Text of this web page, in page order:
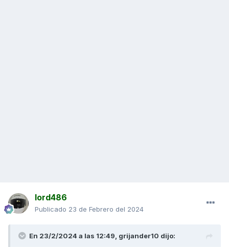
lord486
Publicado 23 de Febrero del 2024
En 23/2/2024 a las 12:49, grijander10 dijo: